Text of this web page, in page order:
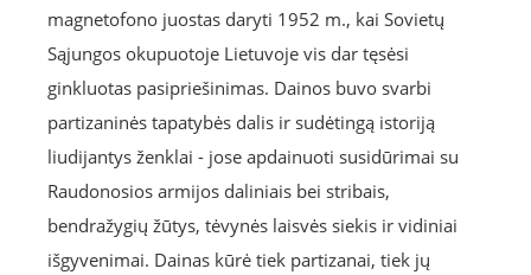
magnetofono juostas daryti 1952 m., kai Sovietų
Sąjungos okupuotoje Lietuvoje vis dar tęsėsi
ginkluotas pasipriešinimas. Dainos buvo svarbi
partizaninės tapatybės dalis ir sudėtingą istoriją
liudijantys ženklai - jose apdainuoti susidūrimai su
Raudonosios armijos daliniais bei stribais,
bendražygių žūtys, tėvynės laisvės siekis ir vidiniai
išgyvenimai. Dainas kūrė tiek partizanai, tiek jų